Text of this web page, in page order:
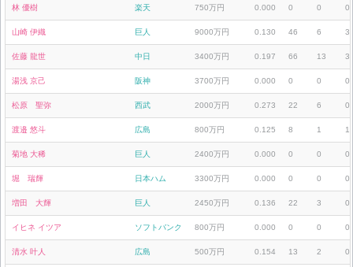
林 優樹 楽天 750万円 0.000 0 0 0
山崎 伊織 巨人 9000万円 0.130 46 6 3
佐藤 龍世 中日 3400万円 0.197 66 13 3
湯浅 京己 阪神 3700万円 0.000 0 0 0
松原 聖弥 西武 2000万円 0.273 22 6 0
渡邉 悠斗 広島 800万円 0.125 8 1 1
菊地 大稀 巨人 2400万円 0.000 0 0 0
堀 瑞輝 日本ハム 3300万円 0.000 0 0 0
増田 大輝 巨人 2450万円 0.136 22 3 0
イヒネ イツア ソフトバンク 800万円 0.000 0 0 0
清水 叶人 広島 500万円 0.154 13 2 0